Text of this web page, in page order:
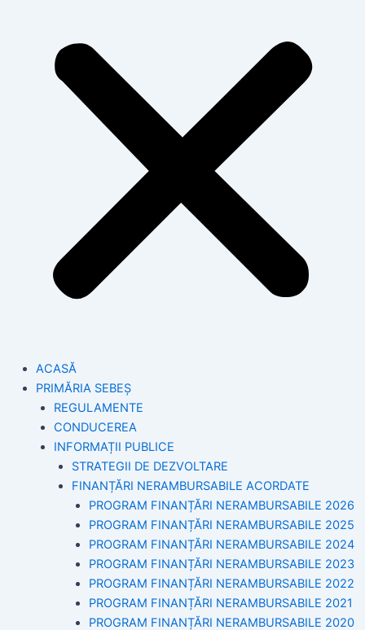
ACASĂ
PRIMĂRIA SEBEȘ
REGULAMENTE
CONDUCEREA
INFORMAȚII PUBLICE
STRATEGII DE DEZVOLTARE
FINANȚĂRI NERAMBURSABILE ACORDATE
PROGRAM FINANȚĂRI NERAMBURSABILE 2026
PROGRAM FINANȚĂRI NERAMBURSABILE 2025
PROGRAM FINANȚĂRI NERAMBURSABILE 2024
PROGRAM FINANȚĂRI NERAMBURSABILE 2023
PROGRAM FINANȚĂRI NERAMBURSABILE 2022
PROGRAM FINANȚĂRI NERAMBURSABILE 2021
PROGRAM FINANȚĂRI NERAMBURSABILE 2020